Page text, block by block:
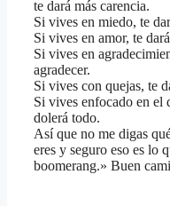
te dará más carencia.
Si vives en miedo, te
Si vives en amor, te
Si vives en
agradecer.
Si vives con quejas, te
Si vives enfocado en el
dolerá todo.
Así que no me digas
eres y seguro eso es lo
boomerang.» Buen